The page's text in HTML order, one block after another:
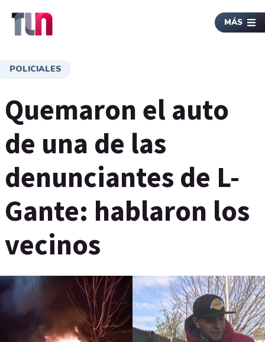
MÁS
POLICIALES
Quemaron el auto
de una de las
denunciantes de L-
Gante: hablaron los
vecinos